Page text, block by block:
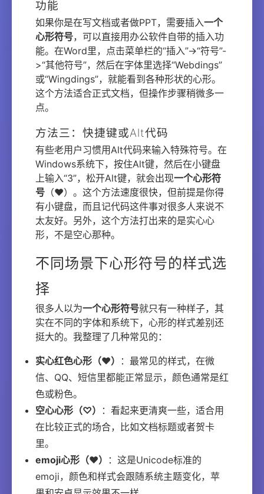
功能
如果你是在写文档或者做PPT，需要插入一个
心形符号，可以直接用办公软件自带的插入功
能。在Word里，点击菜单栏的“插入”->“符号”-
>“其他符号”，然后在字体里选择“Webdings”
或“Wingdings”，就能看到各种形状的心形。
这个方法适合正式文档，但操作步骤稍微多一
点。
方法三：快捷键或Alt代码
有些老用户习惯用Alt代码来输入特殊符号。在
Windows系统下，按住Alt键，然后在小键盘
上输入“3”，松开Alt键，就会出现一个心形符
号 （♥）。这个方法速度很快，但前提是你得
有小键盘，而且记代码这件事对很多人来说不
太友好。另外，这个方法打出来的是实心心
形，不是空心那种。
不同场景下心形符号的样式选
择
很多人以为一个心形符号就只有一种样子，其
实在不同的字体和系统下，心形的样式差别还
挺大的。我整理了几种常见的：
实心红色心形（♥）
：最常见的样式，在微
信、QQ、短信里都能正常显示，颜色通常是红
色或粉色。
空心心形（♡）
：看起来更清爽一些，适合用
在比较正式的场合，比如文档标题或者贺卡
里。
emoji心形（❤️）
：这是Unicode标准的
emoji，颜色和样式会跟随系统主题变化，苹